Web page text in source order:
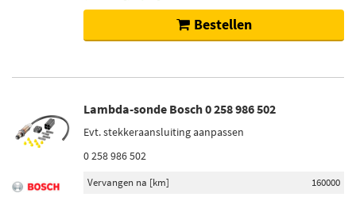
Bestellen
Lambda-sonde Bosch 0 258 986 502
Evt. stekkeraansluiting aanpassen
0 258 986 502
Vervangen na [km]
160000